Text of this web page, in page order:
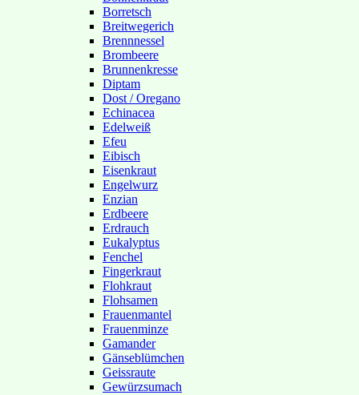
Borretsch
Breitwegerich
Brennnessel
Brombeere
Brunnenkresse
Diptam
Dost / Oregano
Echinacea
Edelweiß
Efeu
Eibisch
Eisenkraut
Engelwurz
Enzian
Erdbeere
Erdrauch
Eukalyptus
Fenchel
Fingerkraut
Flohkraut
Flohsamen
Frauenmantel
Frauenminze
Gamander
Gänseblümchen
Geissraute
Gewürzsumach